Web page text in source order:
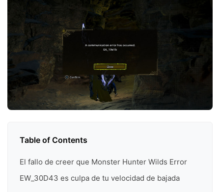
Table of Contents
El fallo de creer que Monster Hunter Wilds Error
EW_30D43 es culpa de tu velocidad de bajada